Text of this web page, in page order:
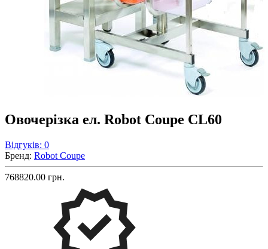
Овочерізка ел. Robot Coupe CL60
Відгуків: 0
Бренд: Robot Coupe
768820.00 грн.